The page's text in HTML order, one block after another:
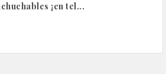
¡en tel...